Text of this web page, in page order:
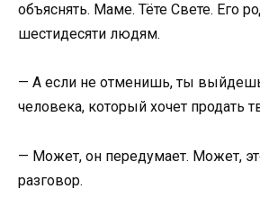
объяснять. Маме. Тёте Свете. Его
шестидесяти людям.
— А если не отменишь, ты
человека, который хочет продать
— Может, он передумает. Может,
разговор.